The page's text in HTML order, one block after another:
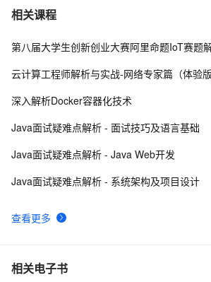
7 手机淘宝短视频业务「哇哦视频」迁移上
8 华为领衔，“5G+摄像头”拿下双影帝，多家
10乐视欠款门继续发酵，传高通和MTK暂停
相关课程
查看更多
第八届大学生创新创业大赛阿里命题IoT赛题
云计算工程师解析与实战-网络专家篇（体验版
深入解析Docker容器化技术
Java面试疑难点解析 - 面试技巧及语言基础
Java面试疑难点解析 - Java Web开发
Java面试疑难点解析 - 系统架构及项目设计
相关电子书